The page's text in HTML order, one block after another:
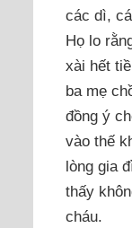
các dì,
Họ lo
xài hết
ba mẹ
đồng ý
vào thế
lòng gia
thấy
cháu.